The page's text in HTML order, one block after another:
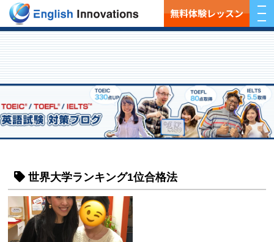
無料体験レッスン
世界大学ランキング1位合格法